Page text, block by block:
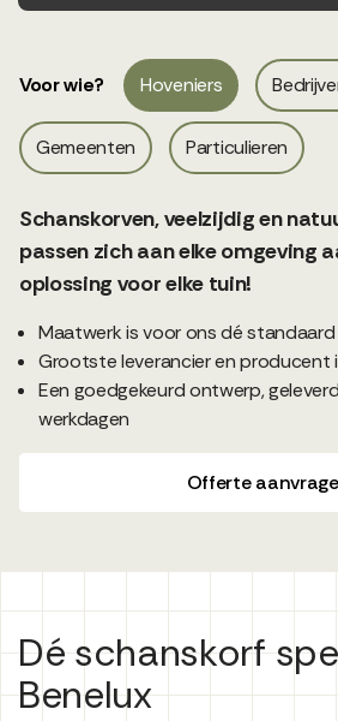
Voor wie? Hoveniers
Gemeenten Particulieren
Schanskorven, veelzijdig en
passen zich aan elke omgeving
oplossing voor elke tuin!
Maatwerk is voor ons dé standaard
Grootste leverancier en producent
Een goedgekeurd ontwerp,
werkdagen
Offerte
Dé schanskorf
Benelux